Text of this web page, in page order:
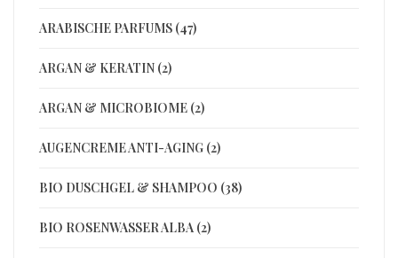
ARABISCHE PARFUMS (47)
ARGAN & KERATIN (2)
ARGAN & MICROBIOME (2)
AUGENCREME ANTI-AGING (2)
BIO DUSCHGEL & SHAMPOO (38)
BIO ROSENWASSER ALBA (2)